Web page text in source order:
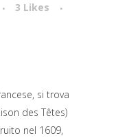
3 Likes
si trova
des Têtes)
nel 1609,